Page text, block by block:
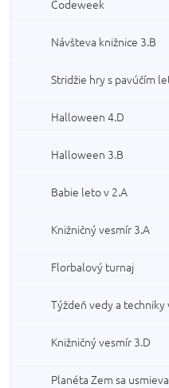
Codeweek
Návšteva knižnice 3.B
Stridžie hry s pavúčím
Halloween 4.D
Halloween 3.B
Babie leto v 2.A
Knižničný vesmír 3.A
Florbalový turnaj
Týždeň vedy a techniky
Knižničný vesmír 3.D
Planéta Zem sa